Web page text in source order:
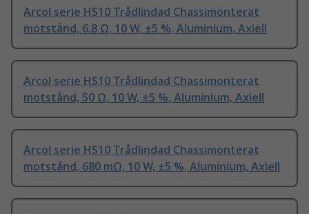
Arcol serie HS10 Trådlindad Chassimonterat
motstånd, 6.8 Ω, 10 W, ±5 %, Aluminium, Axiell
Arcol serie HS10 Trådlindad Chassimonterat
motstånd, 50 Ω, 10 W, ±5 %, Aluminium, Axiell
Arcol serie HS10 Trådlindad Chassimonterat
motstånd, 680 mΩ, 10 W, ±5 %, Aluminium, Axiell